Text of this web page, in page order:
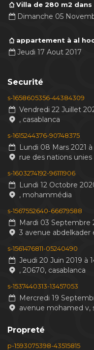
Villa de 280 m2
Dimanche 05
appartement à al
Jeudi 17 Aout 2017
Securité
s-1658605356-44384309
Vendredi 22 Juillet
, casablanca
s-1615244376-90748375
Lundi 08 Mars 2021 à
rue des nations
s-1603274192-96111906
Lundi 12 Octobre
, mohammédia
s-1567552640-66679588
Mardi 03 Septembre
3 avenue abdelkader
s-1561476811-05240490
Jeudi 20 Juin 2019 à
, 20670, casablanca
s-1537440313-13457053
Mercredi 19
avenue mohamed v,
Propreté
p-1593075398-43515815